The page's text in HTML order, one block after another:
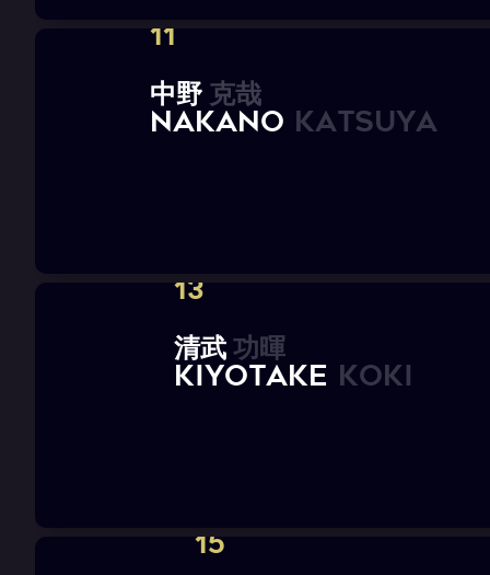
11
中野 克哉
NAKANO Katsuya
13
清武功暉
KIYOTAKE Koki
15